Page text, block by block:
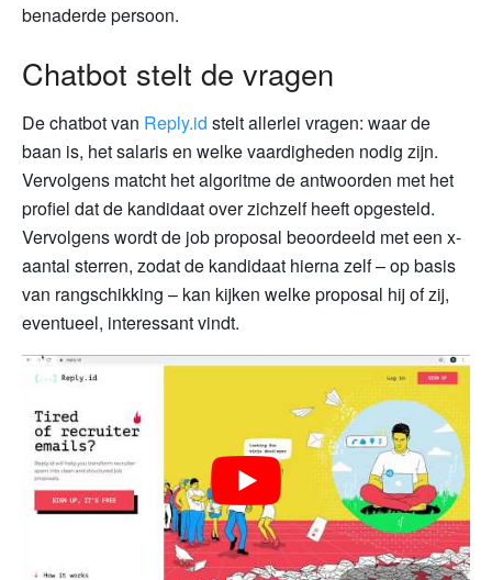
benaderde persoon.
Chatbot stelt de vragen
De chatbot van Reply.id stelt allerlei vragen: waar de
baan is, het salaris en welke vaardigheden nodig zijn.
Vervolgens matcht het algoritme de antwoorden met het
profiel dat de kandidaat over zichzelf heeft opgesteld.
Vervolgens wordt de job proposal beoordeeld met een x-
aantal sterren, zodat de kandidaat hierna zelf – op basis
van rangschikking – kan kijken welke proposal hij of zij,
eventueel, interessant vindt.